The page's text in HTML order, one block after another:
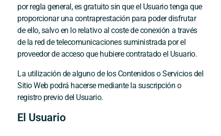
por regla general, es gratuito sin que el Usuario tenga que
proporcionar una contraprestación para poder disfrutar
de ello, salvo en lo relativo al coste de conexión a través
de la red de telecomunicaciones suministrada por el
proveedor de acceso que hubiere contratado el Usuario.
La utilización de alguno de los Contenidos o Servicios del
Sitio Web podrá hacerse mediante la suscripción o
registro previo del Usuario.
El Usuario